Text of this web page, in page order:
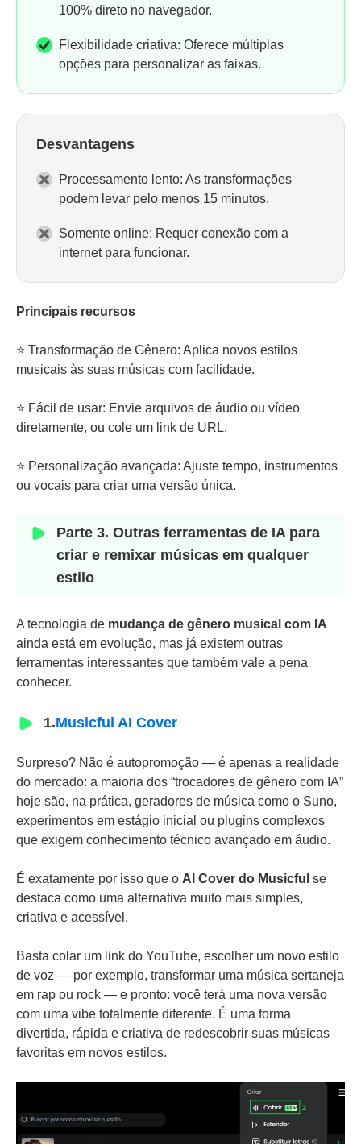
100% direto no navegador.
Flexibilidade criativa: Oferece múltiplas
opções para personalizar as faixas.
Desvantagens
Processamento lento: As transformações
podem levar pelo menos 15 minutos.
Somente online: Requer conexão com a
internet para funcionar.
Principais recursos
⭐ Transformação de Gênero: Aplica novos estilos
musicais às suas músicas com facilidade.
⭐ Fácil de usar: Envie arquivos de áudio ou vídeo
diretamente, ou cole um link de URL.
⭐ Personalização avançada: Ajuste tempo, instrumentos
ou vocais para criar uma versão única.
Parte 3. Outras ferramentas de IA para
criar e remixar músicas em qualquer
estilo
A tecnologia de mudança de gênero musical com IA
ainda está em evolução, mas já existem outras
ferramentas interessantes que também vale a pena
conhecer.
1.Musicful AI Cover
Surpreso? Não é autopromoção — é apenas a realidade
do mercado: a maioria dos “trocadores de gênero com IA”
hoje são, na prática, geradores de música como o Suno,
experimentos em estágio inicial ou plugins complexos
que exigem conhecimento técnico avançado em áudio.
É exatamente por isso que o AI Cover do Musicful se
destaca como uma alternativa muito mais simples,
criativa e acessível.
Basta colar um link do YouTube, escolher um novo estilo
de voz — por exemplo, transformar uma música sertaneja
em rap ou rock — e pronto: você terá uma nova versão
com uma vibe totalmente diferente. É uma forma
divertida, rápida e criativa de redescobrir suas músicas
favoritas em novos estilos.